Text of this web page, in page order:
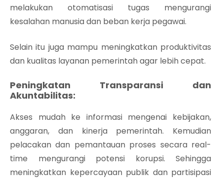
melakukan otomatisasi tugas mengurangi
kesalahan manusia dan beban kerja pegawai.
Selain itu juga mampu meningkatkan produktivitas
dan kualitas layanan pemerintah agar lebih cepat.
Peningkatan Transparansi dan
Akuntabilitas:
Akses mudah ke informasi mengenai kebijakan,
anggaran, dan kinerja pemerintah. Kemudian
pelacakan dan pemantauan proses secara real-
time mengurangi potensi korupsi. Sehingga
meningkatkan kepercayaan publik dan partisipasi